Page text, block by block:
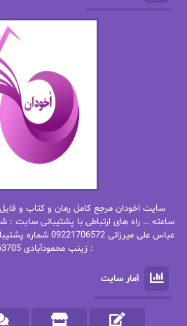
امیر
باران
بهار
بهاره.م
بیتا
پاتریشیا ویلسون پرتو
پرستو مهاجر
ساعته … راه های ارتباطی با پشتیبانی سایت
: زینب محمودآبادی 09944563705
آمار سایت